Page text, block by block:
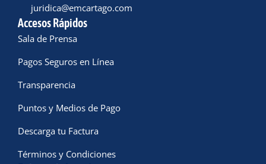
juridica@emcartago.com
Accesos Rápidos
Sala de Prensa
Pagos Seguros en Línea
Transparencia
Puntos y Medios de Pago
Descarga tu Factura
Términos y Condiciones